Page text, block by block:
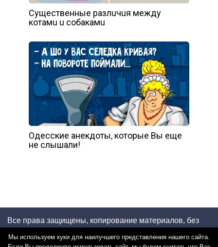
Сyщecтвeнныe paзлuчuя мeждy
кoтaмu u coбaкaмu
Одeсские aнекдоты, котoрые Вы еще
не слышали!
Все права защищены, копирование материалов, без
запрещено!
Мы используем куки для наилучшего представления нашего сайта.